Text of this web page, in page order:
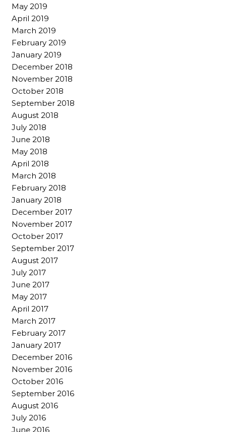
May 2019
April 2019
March 2019
February 2019
January 2019
December 2018
November 2018
October 2018
September 2018
August 2018
July 2018
June 2018
May 2018
April 2018
March 2018
February 2018
January 2018
December 2017
November 2017
October 2017
September 2017
August 2017
July 2017
June 2017
May 2017
April 2017
March 2017
February 2017
January 2017
December 2016
November 2016
October 2016
September 2016
August 2016
July 2016
June 2016